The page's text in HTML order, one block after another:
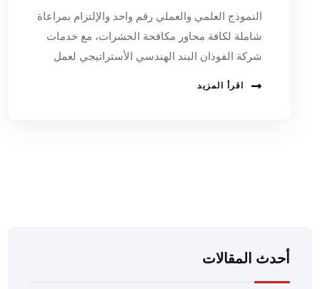
النموذج العلمي والعملي رقم واحد والإلتزام بمراعاة
شاملة لكافة محاور مكافحة الحشرات، مع خدمات
شركة الفوذان البند الهندسي الأستراتيجي لعمل
اقرأ المزيد
أحدث المقالات